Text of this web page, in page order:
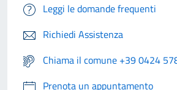
Leggi le domande frequenti
Richiedi Assistenza
Chiama il comune +39 0424
Prenota un appuntamento